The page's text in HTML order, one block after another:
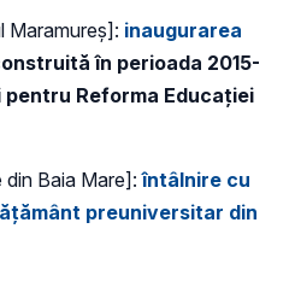
Maramureș]: inaugurarea
în perioada 2015-
pentru Reforma Educației
Baia Mare]: întâlnire cu
preuniversitar din